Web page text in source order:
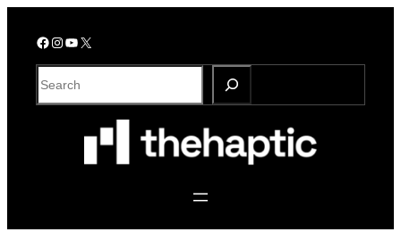
Facebook InstagramYouTube X
S
e